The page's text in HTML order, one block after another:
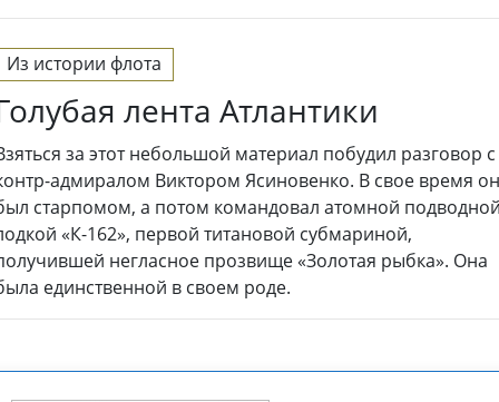
Из истории флота
лента Атлантики
за этот небольшой материал побудил разговор с
адмиралом Виктором Ясиновенко. В свое время он
старпомом, а потом командовал атомной
«К-162», первой титановой субмариной,
негласное прозвище «Золотая рыбка». Она
единственной в своем роде.